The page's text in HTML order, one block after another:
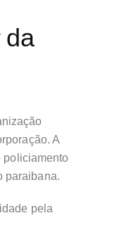
da
A
policiamento
paraibana.
pela